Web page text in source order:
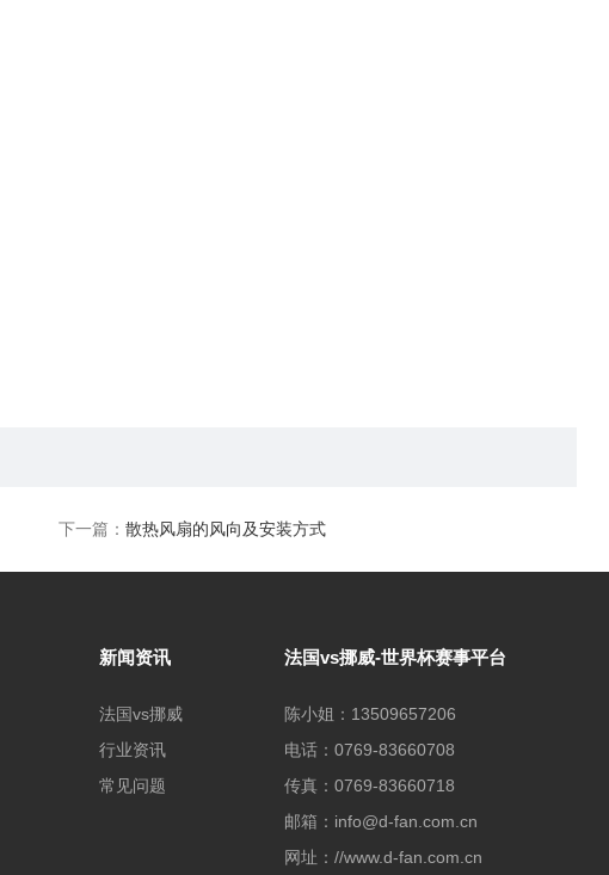
下一篇： 散热风扇的风向及安装方式
新闻资讯
法国vs挪威
行业资讯
常见问题
法国vs挪威-世界杯赛事平台
陈小姐：13509657206
电话：0769-83660708
传真：0769-83660718
邮箱：info@d-fan.com.cn
网址：//www.d-fan.com.cn